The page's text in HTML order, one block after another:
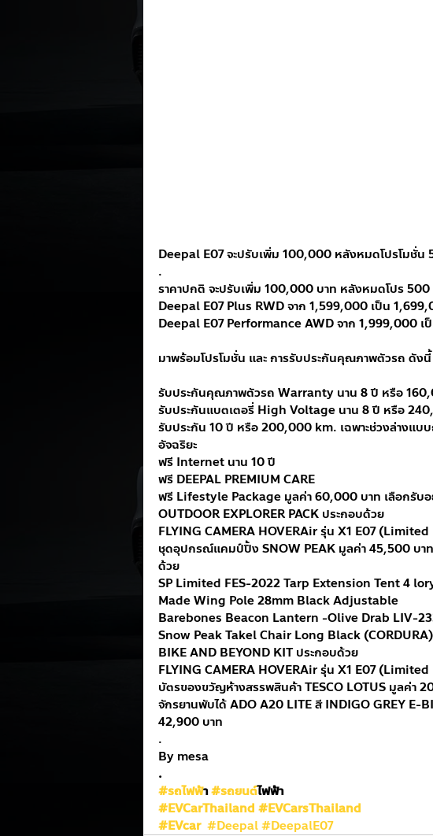
Deepal E07 จะปรับเพิ่ม 100,000 หลังหมดโปรโมชั่น
.
ราคาปกติ จะปรับเพิ่ม 100,000 บาท หลังหมดโปร 500
Deepal E07 Plus RWD จาก 1,599,000 เป็น
Deepal E07 Performance AWD จาก 1,999,000
มาพร้อมโปรโมชั่น และ การรับประกันคุณภาพตัวรถ ดังนี้
รับประกันคุณภาพตัวรถ Warranty นาน 8 ปี หรือ
รับประกันแบตเตอรี่ High Voltage นาน 8 ปี หรือ
รับประกัน 10 ปี หรือ 200,000 km. เฉพาะช่วงล่างแบ
อัจฉริยะ
ฟรี Internet นาน 10 ปี
ฟรี DEEPAL PREMIUM CARE
ฟรี Lifestyle Package มูลค่า 60,000 บาท เลือกรับอ
OUTDOOR EXPLORER PACK ประกอบด้วย
FLYING CAMERA HOVERAir รุ่น X1 E07
ชุดอุปกรณ์แคมป์ปิ้ง SNOW PEAK มูลค่า 45,500 บ
ด้วย
SP Limited FES-2022 Tarp Extension Tent 4
Made Wing Pole 28mm Black Adjustable
Barebones Beacon Lantern -Olive Drab LIV-
Snow Peak Takel Chair Long Black
BIKE AND BEYOND KIT ประกอบด้วย
FLYING CAMERA HOVERAir รุ่น X1 E07
บัตรของขวัญห้างสรรพสินค้า TESCO LOTUS มูลค่า
จักรยานพับได้ ADO A20 LITE สี INDIGO GREY
42,900 บาท
.
By mesa
.
#รถไฟฟ้า #รถยนต์ไฟฟ้า
#EVCarThailand #EVCarsThailand
#EVcar #Deepal#DeepalE07